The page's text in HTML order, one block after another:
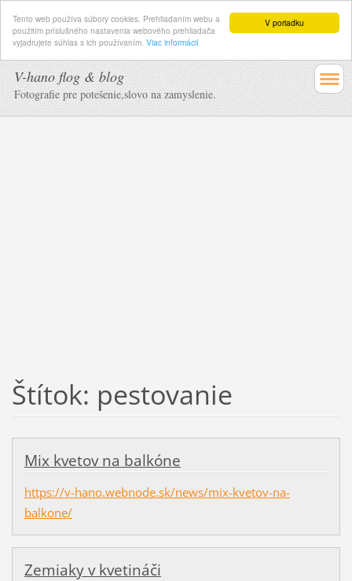
V poriadku
Tento web používa súbory cookies. Prehliadaním webu a
použitím príslušného nastavenia webového prehliadača
vyjadrujete súhlas s ich používaním. Viac informácií
V-hano flog & blog
Fotografie pre potešenie,slovo na zamyslenie.
Štítok: pestovanie
Mix kvetov na balkóne
https://v-hano.webnode.sk/news/mix-kvetov-na-
balkone/
Zemiaky v kvetináči